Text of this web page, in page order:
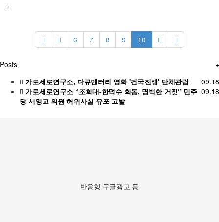
6 7 8 9 10
+
Posts
09.18
가로세로연구소, 다큐멘터리 영화 '건국전쟁' 단체관람
09.18
가로세로연구소 “조희대-한덕수 회동, 명백한 거짓” 민주
당 서영교 의원 허위사실 유포 고발
반응형 구글광고 등